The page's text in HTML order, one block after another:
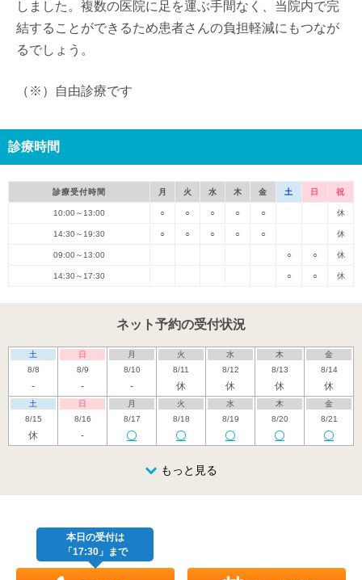
しました。複数の医院に足を運ぶ手間なく、当院内で完
結することができるため患者さんの負担軽減にもつなが
るでしょう。
（※）自由診療です
診療時間
診療受付時間 月 火 水 木 金 土 日 祝
10:00～13:00 ○ ○ ○ ○ ○ 休
14:30～19:30 ○ ○ ○ ○ ○ 休
09:00～13:00 ○ ○ 休
14:30～17:30 ○ ○ 休
ネット予約の受付状況
土
8/8
-
日
8/9
-
月
8/10
-
火
8/11
休
水
8/12
休
木
8/13
休
金
8/14
休
土
8/15
休
日
8/16
-
月
8/17
火
8/18
水
8/19
木
8/20
金
8/21
8/25
9/5
日
9/6
月
9/7
9/9
9/10
9/11
もっと見る
本日の受付は
「17:30」まで